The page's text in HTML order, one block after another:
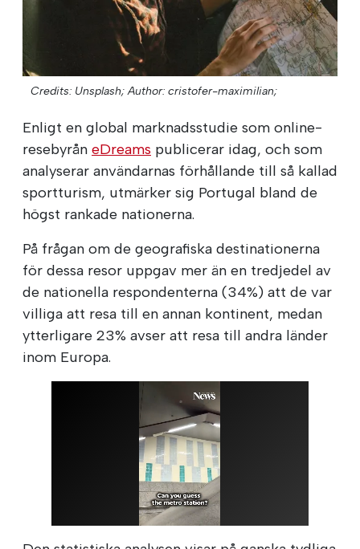
Credits: Unsplash; Author: cristofer-maximilian;
Enligt en global marknadsstudie som online-
resebyrån eDreams publicerar idag, och som
analyserar användarnas förhållande till så kallad
sportturism, utmärker sig Portugal bland de
högst rankade nationerna.
På frågan om de geografiska destinationerna
för dessa resor uppgav mer än en tredjedel av
de nationella respondenterna (34%) att de var
villiga att resa till en annan kontinent, medan
ytterligare 23% avser att resa till andra länder
inom Europa.